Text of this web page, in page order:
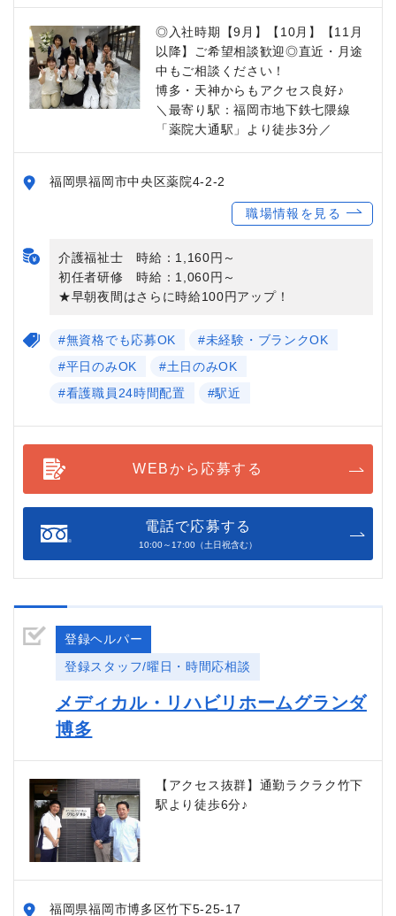
◎入社時期【9月】【10月】【11月
以降】ご希望相談歓迎◎直近・月途
中もご相談ください！
博多・天神からもアクセス良好♪
＼最寄り駅：福岡市地下鉄七隈線
「薬院大通駅」より徒歩3分／
福岡県福岡市中央区薬院4-2-2
職場情報を見る
介護福祉士 時給：1,160円～
初任者研修 時給：1,060円～
★早朝夜間はさらに時給100円アップ！
#無資格でも応募OK
#未経験・ブランクOK
#平日のみOK
#土日のみOK
#看護職員24時間配置
#駅近
WEBから応募する
電話で応募する
10:00～17:00（土日祝含む）
登録ヘルパー
登録スタッフ/曜日・時間応相談
メディカル・リハビリホームグランダ
博多
【アクセス抜群】通勤ラクラク竹下
駅より徒歩6分♪
福岡県福岡市博多区竹下5-25-17